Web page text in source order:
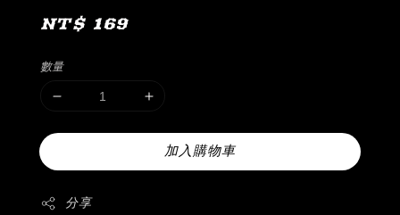
Regular
NT$ 169
數量
加入購物車
分享